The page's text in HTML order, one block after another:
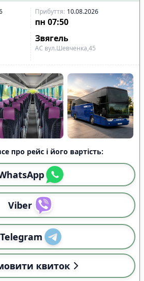
Прибуття: 10.08.2026
пн 07:50
Звягель
АС вул.Шевченка,45
про рейс і його вартість:
Viber
Telegram
квиток